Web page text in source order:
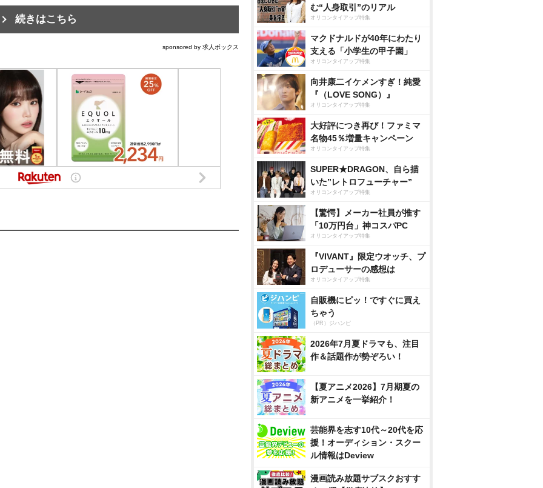
続きはこちら
sponsored by 求人ボックス
む“人身取引”のリアル
オリコンタイアップ特集
マクドナルドが40年にわたり
支える「小学生の甲子園」
オリコンタイアップ特集
向井康二イケメンすぎ！純愛
『（LOVE SONG）』
オリコンタイアップ特集
大好評につき再び！ファミマ
名物45％増量キャンペーン
オリコンタイアップ特集
SUPER★DRAGON、自ら描
いた”レトロフューチャー”
オリコンタイアップ特集
【驚愕】メーカー社員が推す
「10万円台」神コスパPC
オリコンタイアップ特集
『VIVANT』限定ウオッチ、プ
ロデューサーの感想は
オリコンタイアップ特集
自販機にピッ！ですぐに買え
ちゃう
（PR）ジハンピ
2026年7月夏ドラマも、注目
作＆話題作が勢ぞろい！
【夏アニメ2026】7月期夏の
新アニメを一挙紹介！
芸能界を志す10代～20代を応
援！オーディション・スクー
ル情報はDeview
漫画読み放題サブスクおすす